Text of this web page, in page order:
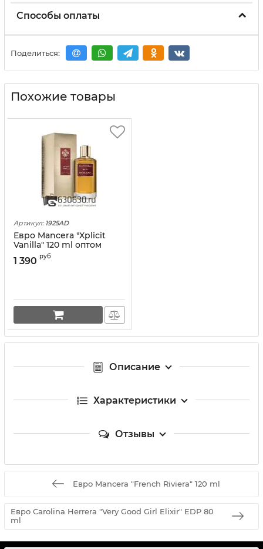
Способы оплаты
Поделиться:
Похожие товары
Артикул: 1925AD
Евро Mancera "Xplicit
Vanilla" 120 ml оптом
1 390 руб
Описание
Характеристики
Отзывы
Евро Mancera "French Riviera" 120 ml
Евро Carolina Herrera "Very Good Girl Elixir" EDP 80
ml